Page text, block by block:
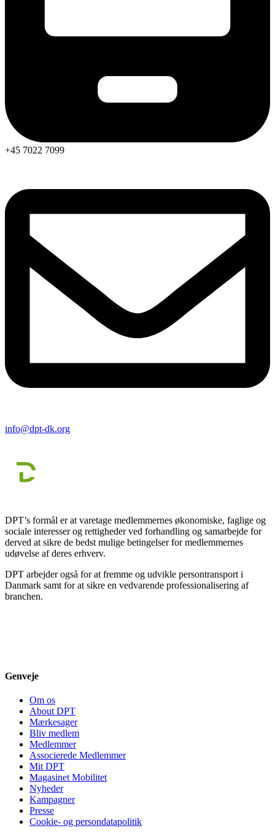
+45 7022 7099
info@dpt-dk.org
DPT’s formål er at varetage medlemmernes økonomiske, faglige og
sociale interesser og rettigheder ved forhandling og samarbejde for
derved at sikre de bedst mulige betingelser for medlemmernes
udøvelse af deres erhverv.
DPT arbejder også for at fremme og udvikle persontransport i
Danmark samt for at sikre en vedvarende professionalisering af
branchen.
Genveje
Om os
About DPT
Mærkesager
Bliv medlem
Medlemmer
Associerede Medlemmer
Mit DPT
Magasinet Mobilitet
Nyheder
Kampagner
Presse
Cookie- og persondatapolitik